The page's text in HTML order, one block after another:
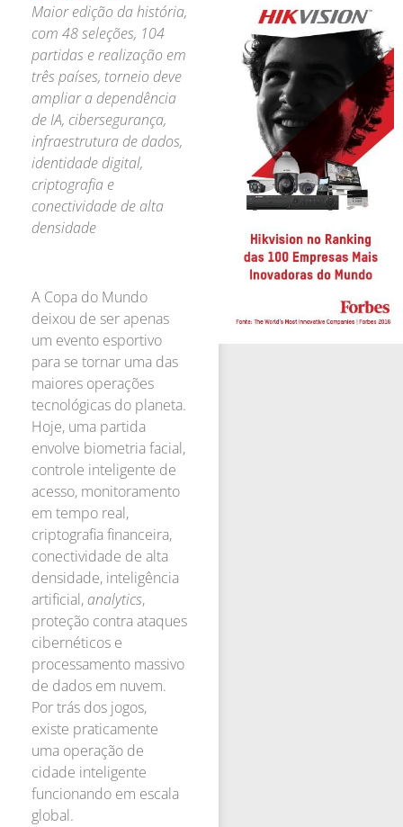
Maior edição da história,
com 48 seleções, 104
partidas e realização em
três países, torneio deve
ampliar a dependência
de IA, cibersegurança,
infraestrutura de dados,
identidade digital,
criptografia e
conectividade de alta
densidade
A Copa do Mundo
deixou de ser apenas
um evento esportivo
para se tornar uma das
maiores operações
tecnológicas do planeta.
Hoje, uma partida
envolve biometria facial,
controle inteligente de
acesso, monitoramento
em tempo real,
criptografia financeira,
conectividade de alta
densidade, inteligência
artificial, analytics,
proteção contra ataques
cibernéticos e
processamento massivo
de dados em nuvem.
Por trás dos jogos,
existe praticamente
uma operação de
cidade inteligente
funcionando em escala
global.